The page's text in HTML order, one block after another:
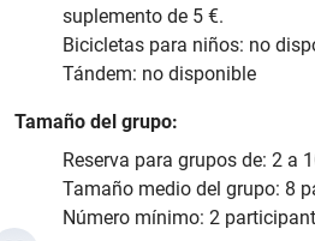
suplemento de 5 €.
Bicicletas para niños: no
Tándem: no disponible
Tamaño del grupo:
Reserva para grupos de: 2 a
Tamaño medio del grupo: 8
Número mínimo: 2